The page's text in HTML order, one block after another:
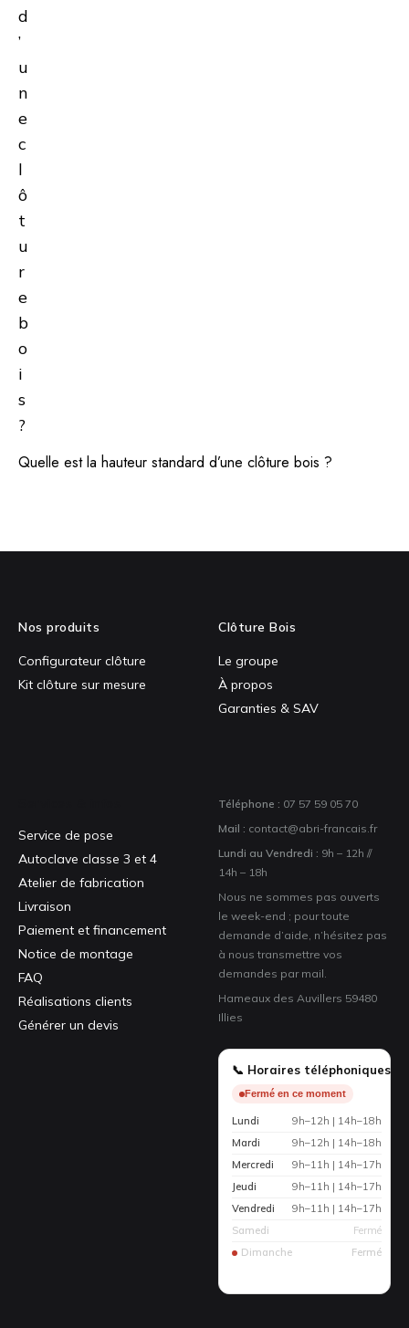
Quelle est la hauteur standard d’une clôture bois ?
Nos produits
Configurateur clôture
Kit clôture sur mesure
Clôture Bois
Le groupe
À propos
Garanties & SAV
Service de pose
Autoclave classe 3 et 4
Atelier de fabrication
Livraison
Paiement et financement
Notice de montage
FAQ
Réalisations clients
Générer un devis
Téléphone : 07 57 59 05 70
Mail : contact@abri-francais.fr
Lundi au Vendredi : 9h – 12h //
14h – 18h
Nous ne sommes pas ouverts
le week-end ; pour toute
demande d’aide, n’hésitez pas
à nous transmettre vos
demandes par mail.
Hameaux des Auvillers 59480
Illies
📞 Horaires téléphoniques
Fermé en ce moment
Lundi
9h–12h | 14h–18h
Mardi
9h–12h | 14h–18h
Mercredi
9h–11h | 14h–17h
Jeudi
9h–11h | 14h–17h
Vendredi
9h–11h | 14h–17h
Samedi
Fermé
Dimanche
Fermé